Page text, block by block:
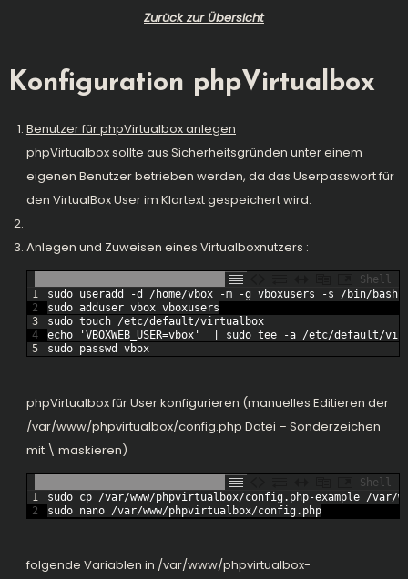
Zurück zur Übersicht
Konfiguration phpVirtualbox
Benutzer für phpVirtualbox anlegen
phpVirtualbox sollte aus Sicherheitsgründen unter einem
eigenen Benutzer betrieben werden, da das Userpasswort für
den VirtualBox User im Klartext gespeichert wird.
Anlegen und Zuweisen eines Virtualboxnutzers :
Shell
1
2
3
4
5
sudo useradd -d /home/vbox -m -g vboxusers -s /bin/bash
sudo adduser vbox vboxusers
sudo touch /etc/default/virtualbox
echo
'VBOXWEB_USER=vbox' sudo tee -a /etc/default/
sudo passwd vbox
phpVirtualbox für User konfigurieren (manuelles Editieren der
/var/www/phpvirtualbox/config.php Datei – Sonderzeichen
mit \ maskieren)
Shell
1
2
sudo cp /var/www/phpvirtualbox/config.php-example /var/
sudo nano /var/www/phpvirtualbox/config.php
folgende Variablen in /var/www/phpvirtualbox-